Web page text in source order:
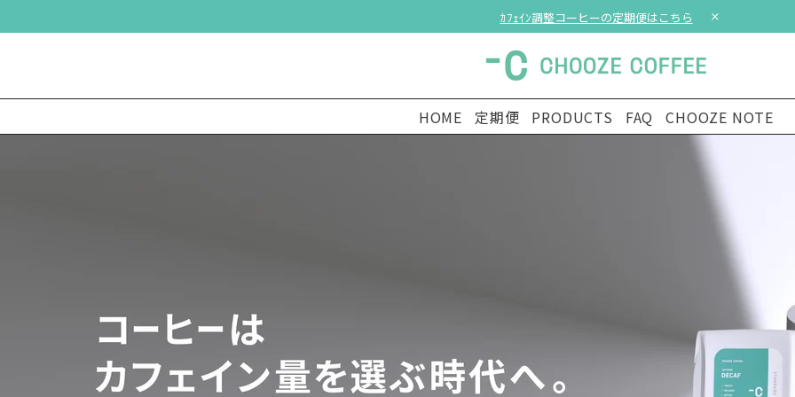
ｶﾌｪｲﾝ調整コーヒーの定期便はこちら
HOME 定期便 PRODUCTS FAQ CHOOZE NOTE